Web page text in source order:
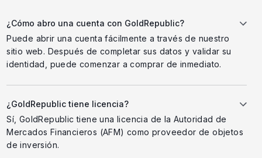
¿Cómo abro una cuenta con GoldRepublic?
Puede abrir una cuenta fácilmente a través de nuestro
sitio web. Después de completar sus datos y validar su
identidad, puede comenzar a comprar de inmediato.
¿GoldRepublic tiene licencia?
Sí, GoldRepublic tiene una licencia de la Autoridad de
Mercados Financieros (AFM) como proveedor de objetos
de inversión.